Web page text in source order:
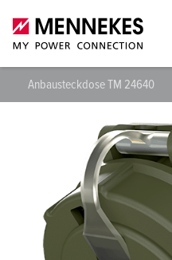
Anbausteckdose TM 24640